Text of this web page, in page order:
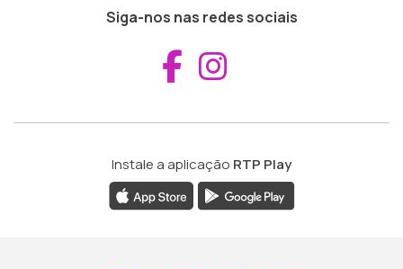
Siga-nos nas redes sociais
Aceder ao
Instale a aplicação RTP Play